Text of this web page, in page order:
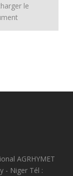
le
AGRHYMET
- Niger Tél :